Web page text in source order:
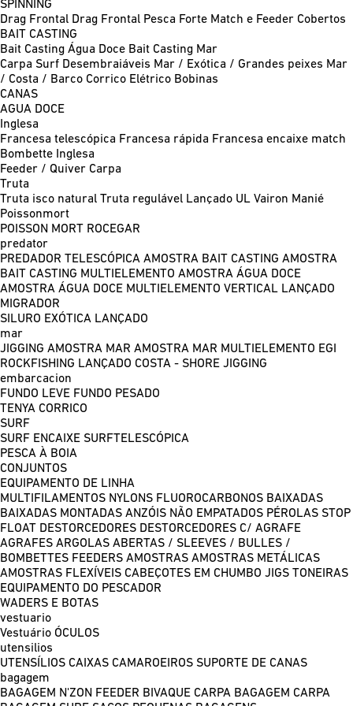
SPINNING
Drag Frontal Drag Frontal Pesca Forte Match e Feeder Cobertos
BAIT CASTING
Bait Casting Água Doce Bait Casting Mar
Carpa Surf Desembraiáveis Mar / Exótica / Grandes peixes Mar
/ Costa / Barco Corrico Elétrico Bobinas
CANAS
AGUA DOCE
Inglesa
Francesa telescópica Francesa rápida Francesa encaixe match
Bombette Inglesa
Feeder / Quiver Carpa
Truta
Truta isco natural Truta regulável Lançado UL Vairon Manié
Poissonmort
POISSON MORT ROCEGAR
predator
PREDADOR TELESCÓPICA AMOSTRA BAIT CASTING AMOSTRA
BAIT CASTING MULTIELEMENTO AMOSTRA ÁGUA DOCE
AMOSTRA ÁGUA DOCE MULTIELEMENTO VERTICAL LANÇADO
MIGRADOR
SILURO EXÓTICA LANÇADO
mar
JIGGING AMOSTRA MAR AMOSTRA MAR MULTIELEMENTO EGI
ROCKFISHING LANÇADO COSTA - SHORE JIGGING
embarcacion
FUNDO LEVE FUNDO PESADO
TENYA CORRICO
SURF
SURF ENCAIXE SURFTELESCÓPICA
PESCA À BOIA
CONJUNTOS
EQUIPAMENTO DE LINHA
MULTIFILAMENTOS NYLONS FLUOROCARBONOS BAIXADAS
BAIXADAS MONTADAS ANZÓIS NÃO EMPATADOS PÉROLAS STOP
FLOAT DESTORCEDORES DESTORCEDORES C/ AGRAFE
AGRAFES ARGOLAS ABERTAS / SLEEVES / BULLES /
BOMBETTES FEEDERS AMOSTRAS AMOSTRAS METÁLICAS
AMOSTRAS FLEXÍVEIS CABEÇOTES EM CHUMBO JIGS TONEIRAS
EQUIPAMENTO DO PESCADOR
WADERS E BOTAS
vestuario
Vestuário ÓCULOS
utensilios
UTENSÍLIOS CAIXAS CAMAROEIROS SUPORTE DE CANAS
bagagem
BAGAGEM N'ZON FEEDER BIVAQUE CARPA BAGAGEM CARPA